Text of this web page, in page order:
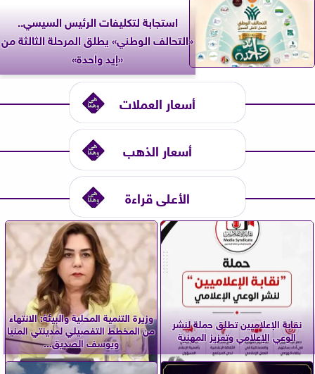
استجابة لتكليفات الرئيس السيسي..
«التحالف الوطني» يطلق المرحلة الثالثة من
«إيد واحدة»
أسعار العملات
أسعار الذهب
الأعلى قراءة
نقابة الإعلاميين تطلق حملة لنشر
الوعي الإعلامي وتعزيز المهنية
وزيرة التنمية المحلية والبيئة: الانتهاء
من المخطط التفصيلي لمدينتي المنيا
ويوسف الصديق...